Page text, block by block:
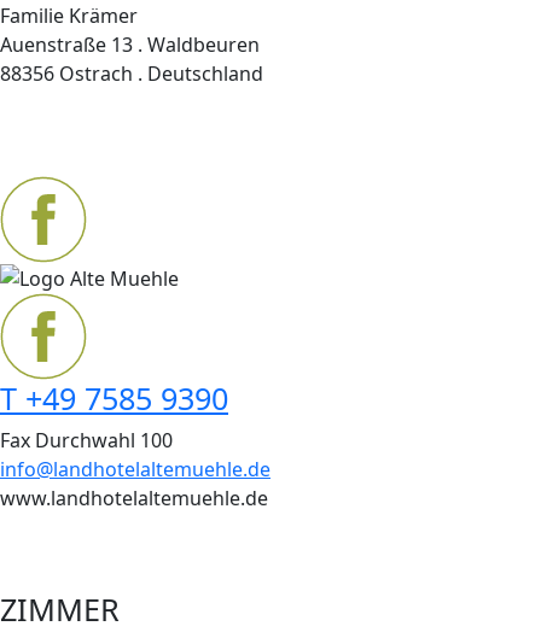
Familie Krämer
Auenstraße 13 . Waldbeuren
88356 Ostrach . Deutschland
T +49 7585 9390
Fax Durchwahl 100
info@landhotelaltemuehle.de
www.landhotelaltemuehle.de
ZIMMER